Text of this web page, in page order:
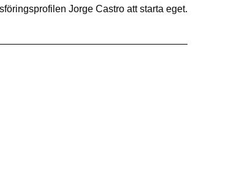
Jorge Castro att starta eget.